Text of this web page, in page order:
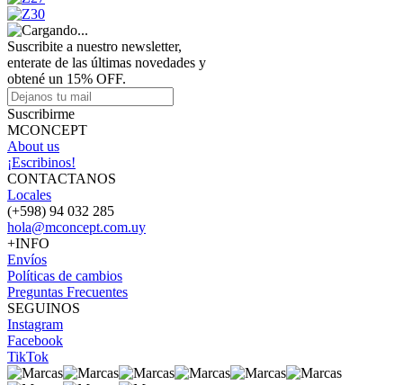
Suscribite a nuestro newsletter,
enterate de las últimas novedades y
obtené un 15% OFF.
Suscribirme
MCONCEPT
About us
¡Escribinos!
CONTACTANOS
Locales
(+598) 94 032 285
hola@mconcept.com.uy
+INFO
Envíos
Políticas de cambios
Preguntas Frecuentes
SEGUINOS
Instagram
Facebook
TikTok